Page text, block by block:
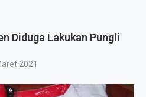
Diduga Lakukan Pungli
2021